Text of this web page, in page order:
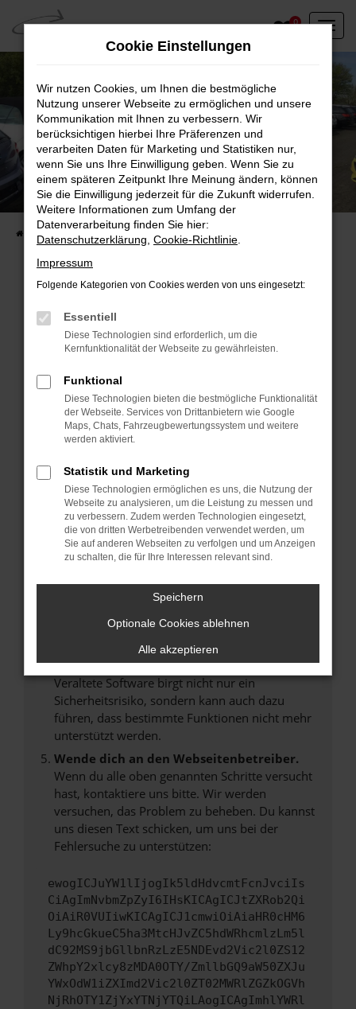
Zum
Hauptinhalt
springen
0
Unser Fahrzeugbestand vor Ort
Entdecken Sie unsere sofort verfügbaren
Fahrzeugangebote
Fehler: Network Error
Beim Laden ist ein Fehler aufgetreten.
Hier sind ein paar Tipps, die dir helfen können:
Überprüfe deine Firewall und deine
Internetverbindung.
Laden andere Webseiten, zum Beispiel deine
Suchmaschine?
Manche Erweiterungen, wie Werbeblocker,
können das Laden bestimmter Seiten
verhindern. Funktioniert die Seite in einem
anderen Browser oder in einem privaten
Fenster?
Das kann manchmal helfen, vorübergehende
Probleme zu beheben.
Stelle sicher, dass dein Browser und dein
Betriebssystem auf dem neuesten Stand
sind.
Veraltete Software birgt nicht nur ein
Sicherheitsrisiko, sondern kann auch dazu
führen, dass bestimmte Funktionen nicht mehr
unterstützt werden.
Wende dich an den Webseitenbetreiber.
Wenn du alle oben genannten Schritte versucht
hast, kontaktiere uns bitte. Wir werden
versuchen, das Problem zu beheben. Du kannst
uns diesen Text schicken, um uns bei der
Fehlersuche zu unterstützen:
ewogICJuYW1lIjogIk5ldHdvcmtFcnJvciIs
CiAgImNvbmZpZyI6IHsKICAgICJtZXRob2Qi
OiAiR0VUIiwKICAgICJ1cmwiOiAiaHR0cHM6
Ly9hcGkueC5ha3MtcHJvZC5hdWRhcmlzLm5l
dC92MS9jbGllbnRzLzE5NDEvd2Vic2l0ZS12
ZWhpY2xlcy8zMDA0OTY/ZmllbGQ9aW50ZXJu
YWxOdW1iZXImd2Vic2l0ZT02MWRlZGZkOGVh
NjRhOTY1ZjYxYTNjYTQiLAogICAgImhlYWRl
Cookie Einstellungen
Wir nutzen Cookies, um Ihnen die bestmögliche
Nutzung unserer Webseite zu ermöglichen und unsere
Kommunikation mit Ihnen zu verbessern. Wir
berücksichtigen hierbei Ihre Präferenzen und
verarbeiten Daten für Marketing und Statistiken nur,
wenn Sie uns Ihre Einwilligung geben. Wenn Sie zu
einem späteren Zeitpunkt Ihre Meinung ändern, können
Sie die Einwilligung jederzeit für die Zukunft widerrufen.
Weitere Informationen zum Umfang der
Datenverarbeitung finden Sie hier:
Datenschutzerklärung Cookie-Richtlinie
Impressum
Folgende Kategorien von Cookies werden von uns eingesetzt:
Essentiell
Diese Technologien sind erforderlich, um die
Kernfunktionalität der Webseite zu gewährleisten.
Funktional
Diese Technologien bieten die bestmögliche Funktionalität
der Webseite. Services von Drittanbietern wie Google
Maps, Chats, Fahrzeugbewertungssystem und weitere
werden aktiviert.
Statistik und Marketing
Diese Technologien ermöglichen es uns, die Nutzung der
Webseite zu analysieren, um die Leistung zu messen und
zu verbessern. Zudem werden Technologien eingesetzt,
die von dritten Werbetreibenden verwendet werden, um
Sie auf anderen Webseiten zu verfolgen und um Anzeigen
zu schalten, die für Ihre Interessen relevant sind.
Speichern
Optionale Cookies ablehnen
Alle akzeptieren